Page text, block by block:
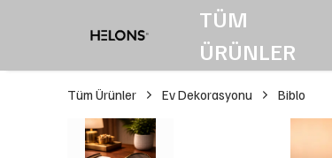
TÜM
ÜRÜNLER
Tüm Ürünler Ev Dekorasyonu Biblo